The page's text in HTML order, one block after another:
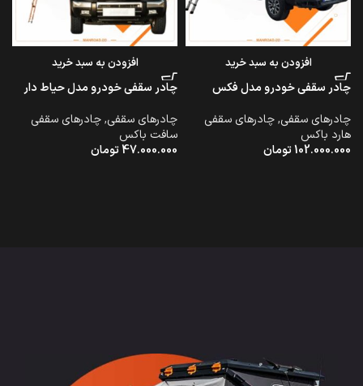
افزودن به سبد خرید
چادر سقفی خودرو مدل فکس
چادرهای سقفی,چادرهای سقفی
هارد باکس
102.000.000تومان
افزودن به سبد خرید
چادر سقفی خودرو مدل حیاط دار
چادرهای سقفی,چادرهای سقفی
سافت باکس
47.000.000تومان